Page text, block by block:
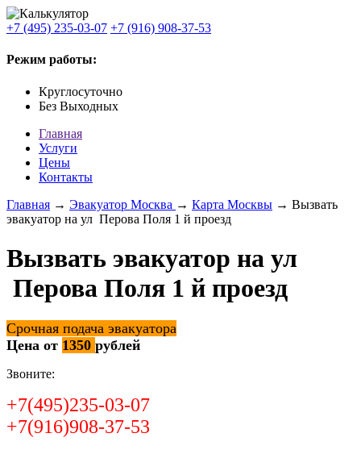
+7 (495) 235-03-07 +7 (916) 908-37-53
Режим работы:
Круглосуточно
Без Выходных
Главная
Услуги
Цены
Контакты
Главная → Эвакуатор Москва → Карта Москвы → Вызвать
эвакуатор на ул Перова Поля 1 й проезд
Вызвать эвакуатор на ул
Перова Поля 1 й проезд
Срочная подача эвакуатора
Цена от 1350 рублей
Звоните:
+7(495)235-03-07
+7(916)908-37-53